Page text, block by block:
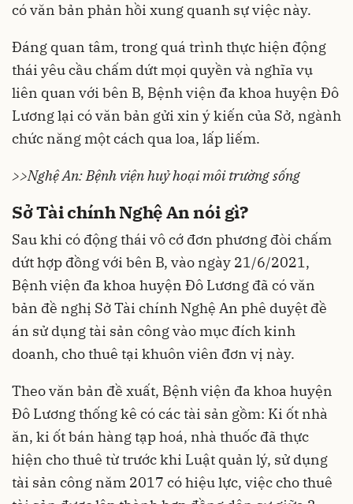
có văn bản phản hồi xung quanh sự việc này.
Đáng quan tâm, trong quá trình thực hiện động
thái yêu cầu chấm dứt mọi quyền và nghĩa vụ
liên quan với bên B, Bệnh viện đa khoa huyện Đô
Lương lại có văn bản gửi xin ý kiến của Sở, ngành
chức năng một cách qua loa, lấp liếm.
>>Nghệ An: Bệnh viện huỷ hoại môi trường sống
Sở Tài chính Nghệ An nói gì?
Sau khi có động thái vô cớ đơn phương đòi chấm
dứt hợp đồng với bên B, vào ngày 21/6/2021,
Bệnh viện đa khoa huyện Đô Lương đã có văn
bản đề nghị Sở Tài chính Nghệ An phê duyệt đề
án sử dụng tài sản công vào mục đích kinh
doanh, cho thuê tại khuôn viên đơn vị này.
Theo văn bản đề xuất, Bệnh viện đa khoa huyện
Đô Lương thống kê có các tài sản gồm: Ki ốt nhà
ăn, ki ốt bán hàng tạp hoá, nhà thuốc đã thực
hiện cho thuê từ trước khi Luật quản lý, sử dụng
tài sản công năm 2017 có hiệu lực, việc cho thuê